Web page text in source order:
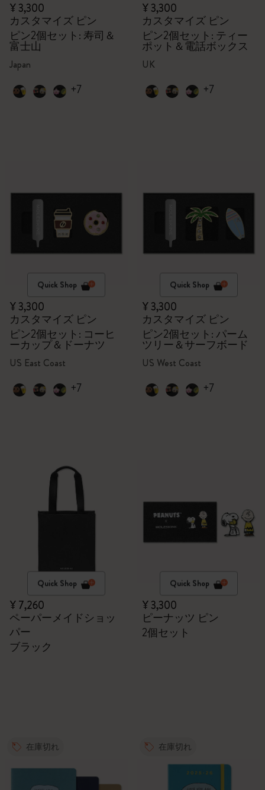
¥ 3,300
カスタマイズ ピン
ピン2個セット: 寿司＆
富士山
Japan
+7
¥ 3,300
カスタマイズ ピン
ピン2個セット: ティー
ポット＆電話ボックス
UK
+7
Quick Shop
¥ 3,300
カスタマイズ ピン
ピン2個セット: コーヒ
ーカップ＆ドーナツ
US East Coast
+7
Quick Shop
¥ 3,300
カスタマイズ ピン
ピン2個セット: パーム
ツリー＆サーフボード
US West Coast
+7
Quick Shop
¥ 7,260
ペーパーメイドショッ
パー
ブラック
Quick Shop
¥ 3,300
ピーナッツ ピン
2個セット
在庫切れ 在庫切れ